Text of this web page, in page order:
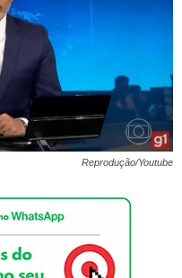
Reprodução/Youtube